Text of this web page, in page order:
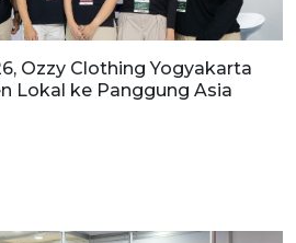
Ozzy Clothing Yogyakarta
Lokal ke Panggung Asia